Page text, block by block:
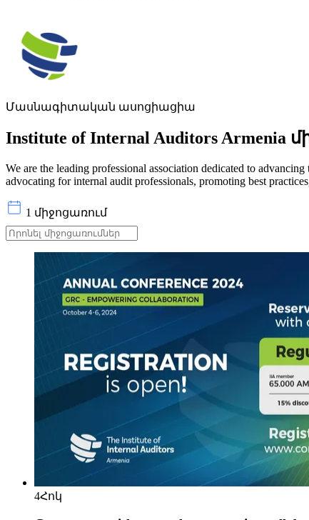
Մասնագիտական ասոցիացիա
Institute of Internal Auditors Armenia
We are the leading professional association dedicated to
advocating for internal audit professionals, promoting best
1 միջոցառում
4Հոկ